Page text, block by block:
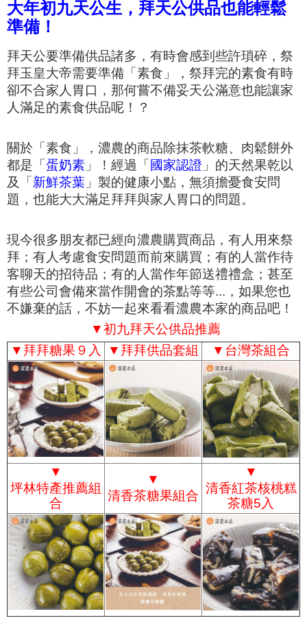
大年初九天公生，拜天公供品也能輕鬆
準備！
拜天公要準備供品諸多，有時會感到些許瑣碎， 祭
拜玉皇大帝需要準備「素食」
，祭拜完的素食有時
卻不合家人胃口， 那何嘗不備妥天公滿意也能讓家
人滿足的素食供品呢！？
關於 「 素食」， 濃農的商品除抹茶軟糖、肉鬆餅外
都是「 蛋奶素 」！ 經過「 國家認證 」的天然果乾以
及「 新鮮茶葉 」製的健康小點， 無須擔憂食安問
題，也能大大滿足拜拜與家人胃口的問題。
現今很多朋友都已經向濃農購買商品， 有人用來祭
拜；有人考慮食安問題而前來購買；有的人當作待
客聊天的招待品； 有的人當作年節送禮禮盒；甚至
有些公司會備來當作開會的茶點等等...， 如果您也
不嫌棄的話，不妨一起來看看濃農本家的商品吧！
▼初九拜天公供品推薦
▼ 拜拜糖果９入 ▼ 拜拜供品套組 ▼ 台灣茶組合
▼
坪林特產推薦組
合
▼
清香茶糖果組合
▼
清香紅茶核桃糕
茶糖5入